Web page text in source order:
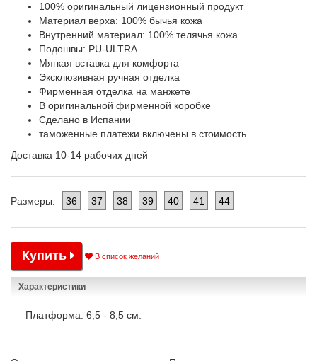
100% оригинальный лицензионный продукт
Материал верха: 100% бычья кожа
Внутренний материал: 100% телячья кожа
Подошвы: PU-ULTRA
Мягкая вставка для комфорта
Эксклюзивная ручная отделка
Фирменная отделка на манжете
В оригинальной фирменной коробке
Сделано в Испании
таможенные платежи включены в стоимость
Доставка 10-14 рабочих дней
Размеры: 36 37 38 39 40 41 44
Купить В список желаний
Характеристики
Платформа: 6,5 - 8,5 см.